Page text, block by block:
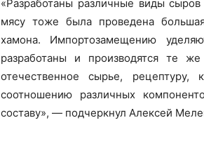
«Разработаны различные виды
мясу тоже была проведена
хамона. Импортозамещению
разработаны и производятся те
отечественное сырье, рецептуру,
соотношению различных
составу», — подчеркнул Алексей